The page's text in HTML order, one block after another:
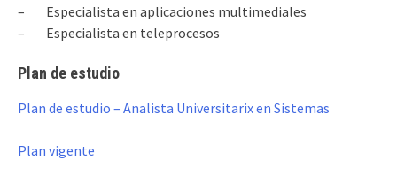
– Especialista en aplicaciones multimediales
– Especialista en teleprocesos
Plan de estudio
Plan de estudio – Analista Universitarix en Sistemas
Plan vigente